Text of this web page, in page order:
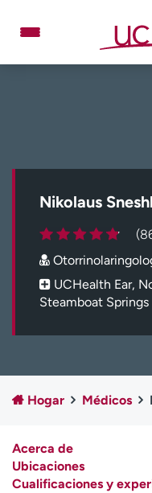
contenido
Inicie sesión en My
Acerca de UCHealth
Empleados
Contáctenos
Nikolaus
UCHealth Ear,
Steamboat Springs
Hogar Médicos
Acerca de
Ubicaciones
Cualificaciones y